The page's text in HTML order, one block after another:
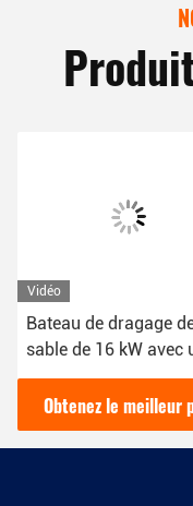
Vidéo
Bateau de dragage
sable de 16 kW avec
couleur bleue 1800
pour le dragage
YSCSD350
Obtenez le meilleur